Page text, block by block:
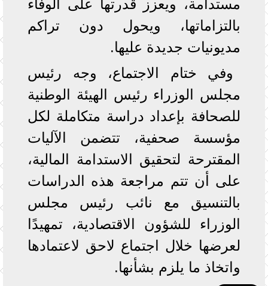
مستدامة، ويعزز قدرتها على الوفاء
بالتزاماتها، ويحول دون تراكم
مديونيات جديدة عليها.
وفي ختام الاجتماع، وجه رئيس
مجلس الوزراء رئيس الهيئة الوطنية
للصحافة بإعداد دراسة متكاملة لكل
مؤسسة صحفية، تتضمن الآليات
المقترحة لتحقيق الاستدامة المالية،
على أن تتم مراجعة هذه الدراسات
بالتنسيق مع نائب رئيس مجلس
الوزراء للشؤون الاقتصادية، تمهيدًا
لعرضها خلال اجتماع لاحق لاعتمادها
واتخاذ ما يلزم بشأنها.